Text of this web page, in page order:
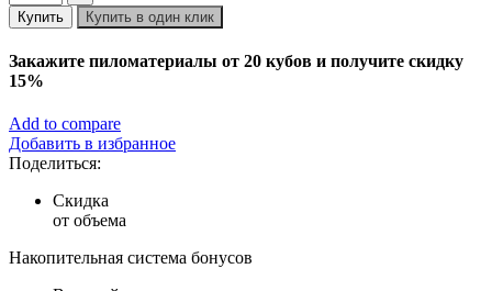
Купить Купить в один клик
Закажите пиломатериалы от 20 кубов и получите скидку
15%
Add to compare
Добавить в избранное
Поделиться:
Скидка
от объема
Накопительная система бонусов